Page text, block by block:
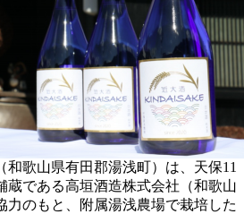
和歌山県有田郡湯浅町）は、天保11
蔵である高垣酒造株式会社（和歌山
力のもと、附属湯浅農場で栽培した